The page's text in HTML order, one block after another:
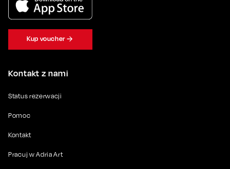
Kontakt z nami
Status rezerwacji
Pomoc
Kontakt
Pracuj w Adria Art
Kup voucher